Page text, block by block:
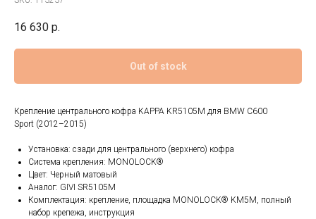
16 630 р.
Out of stock
Крепление центрального кофра KAPPA KR5105M для BMW C600
Sport (2012–2015)
Установка: сзади для центрального (верхнего) кофра
Система крепления: MONOLOCK®
Цвет: Черный матовый
Аналог: GIVI SR5105M
Комплектация: крепление, площадка MONOLOCK® KM5M, полный
набор крепежа, инструкция